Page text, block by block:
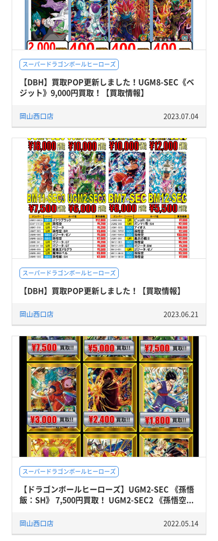
スーパードラゴンボールヒーローズ
【DBH】買取POP更新しました！UGM8-SEC《ベ
ジット》9,000円買取！【買取情報】
岡山西口店 2023.07.04
スーパードラゴンボールヒーローズ
【DBH】買取POP更新しました！【買取情報】
岡山西口店 2023.06.21
スーパードラゴンボールヒーローズ
【ドラゴンボールヒーローズ】UGM2-SEC 《孫悟
飯：SH》 7,500円買取！ UGM2-SEC2 《孫悟空...
岡山西口店 2022.05.14